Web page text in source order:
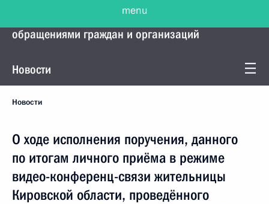
Управление Президента по работе с
обращениями граждан и организаций
Новости
Новости
О ходе исполнения поручения, данного
по итогам личного приёма в режиме
видео-конференц-связи жительницы
Кировской области, проведённого